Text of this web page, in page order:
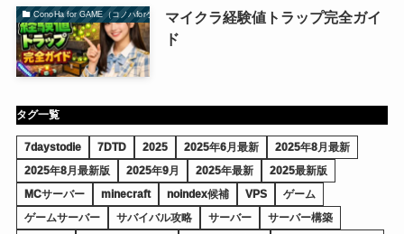
ConoHa for GAME（コノハforゲーム）マイクラ経験値トラップ完全ガイ
ド
タグ一覧
7daystodie 7DTD 2025 2025年6月最新
2025年8月最新
2025年8月最新版
2025年9月 2025年最新
2025最新版
MCサーバー
minecraft noindex候補 VPS
ゲーム
ゲームサーバー
サバイバル攻略 サーバー
サーバー構築